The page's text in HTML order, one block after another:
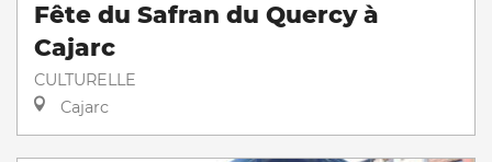
Fête du Safran du Quercy à
Cajarc
CULTURELLE
Cajarc